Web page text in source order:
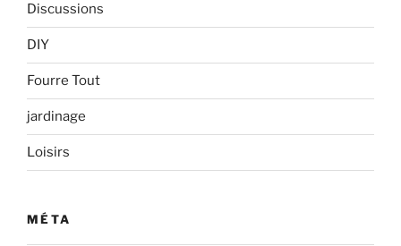
Discussions
DIY
Fourre Tout
jardinage
Loisirs
MÉTA